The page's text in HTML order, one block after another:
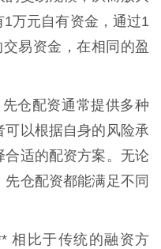
万元自有资金，通过1
易资金，在相同的盈
仓配资通常提供多种
以根据自身的风险承
适的配资方案。无论
仓配资都能满足不同
相比于传统的融资方